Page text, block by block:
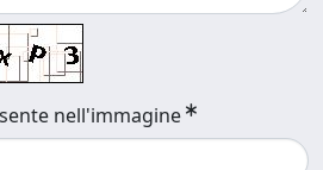
nell'immagine